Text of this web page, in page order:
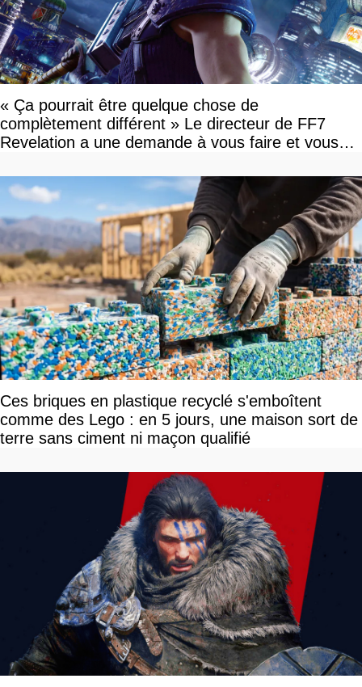
« Ça pourrait être quelque chose de
complètement différent » Le directeur de FF7
Revelation a une demande à vous faire et vous
Ces briques en plastique recyclé s'emboîtent
comme des Lego : en 5 jours, une maison sort de
terre sans ciment ni maçon qualifié